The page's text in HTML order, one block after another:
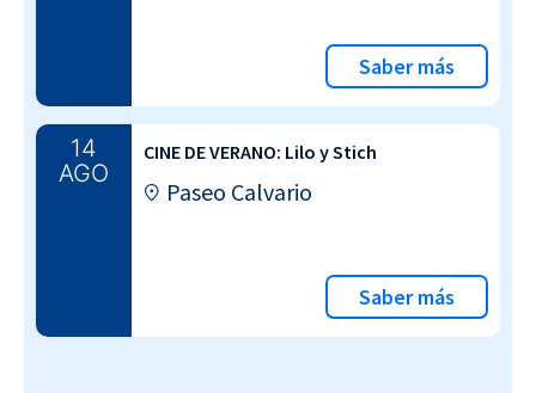
Saber más
14
AGO
CINE DE VERANO: Lilo y Stich
Paseo Calvario
Saber más